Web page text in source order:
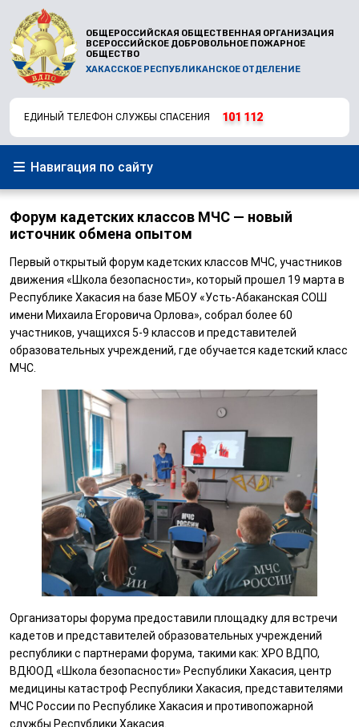
ОБЩЕРОССИЙСКАЯ ОБЩЕСТВЕННАЯ ОРГАНИЗАЦИЯ
ВСЕРОССИЙСКОЕ ДОБРОВОЛЬНОЕ ПОЖАРНОЕ
ОБЩЕСТВО
ХАКАССКОЕ РЕСПУБЛИКАНСКОЕ ОТДЕЛЕНИЕ
ЕДИНЫЙ ТЕЛЕФОН СЛУЖБЫ СПАСЕНИЯ 101 112
Навигация по сайту
Форум кадетских классов МЧС — новый
источник обмена опытом
Первый открытый форум кадетских классов МЧС, участников
движения «Школа безопасности», который прошел 19 марта в
Республике Хакасия на базе МБОУ «Усть-Абаканская СОШ
имени Михаила Егоровича Орлова», собрал более 60
участников, учащихся 5-9 классов и представителей
образовательных учреждений, где обучается кадетский класс
МЧС.
Организаторы форума предоставили площадку для встречи
кадетов и представителей образовательных учреждений
республики с партнерами форума, такими как: ХРО ВДПО,
ВДЮОД «Школа безопасности» Республики Хакасия, центр
медицины катастроф Республики Хакасия, представителями
МЧС России по Республике Хакасия и противопожарной
службы Республики Хакасия.